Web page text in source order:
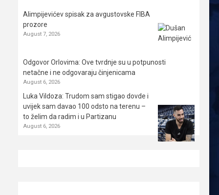
Alimpijevićev spisak za avgustovske FIBA
prozore
August 7, 2026
Odgovor Orlovima: ​Ove tvrdnje su u potpunosti
netačne i ne odgovaraju činjenicama
August 6, 2026
Luka Vildoza: Trudom sam stigao dovde i
uvijek sam davao 100 odsto na terenu –
to želim da radim i u Partizanu
August 6, 2026